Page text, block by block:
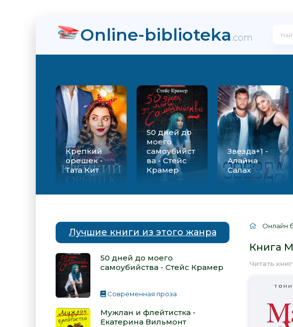
Online-biblioteka.com
Крепкий
орешек -
Тата Кит
50 дней до
моего
самоубийст
ва - Стейс
Крамер
Звезда+1 -
Алайна
Салах
Лучшие книги из этого жанра
50 дней до моего
самоубийства - Стейс Крамер
Современная проза
Мужлан и флейтистка -
Екатерина Вильмонт
Онлайн
Книга
Читать
Вильмонт